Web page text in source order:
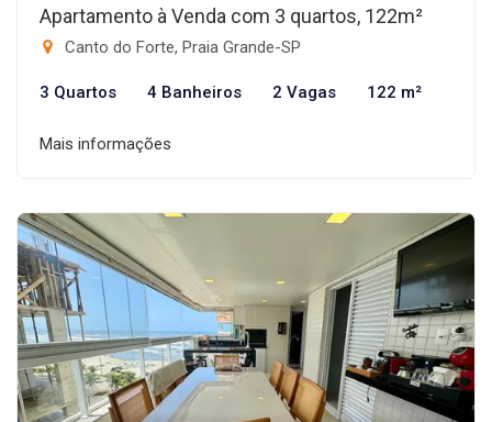
Apartamento à Venda com 3 quartos, 122m²
Canto do Forte, Praia Grande-SP
3 Quartos 4 Banheiros 2 Vagas 122 m²
Mais informações